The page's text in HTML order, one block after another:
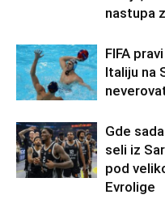
nastupa
FIFA
Italiju na
Gde
seli iz
pod
Evrolige